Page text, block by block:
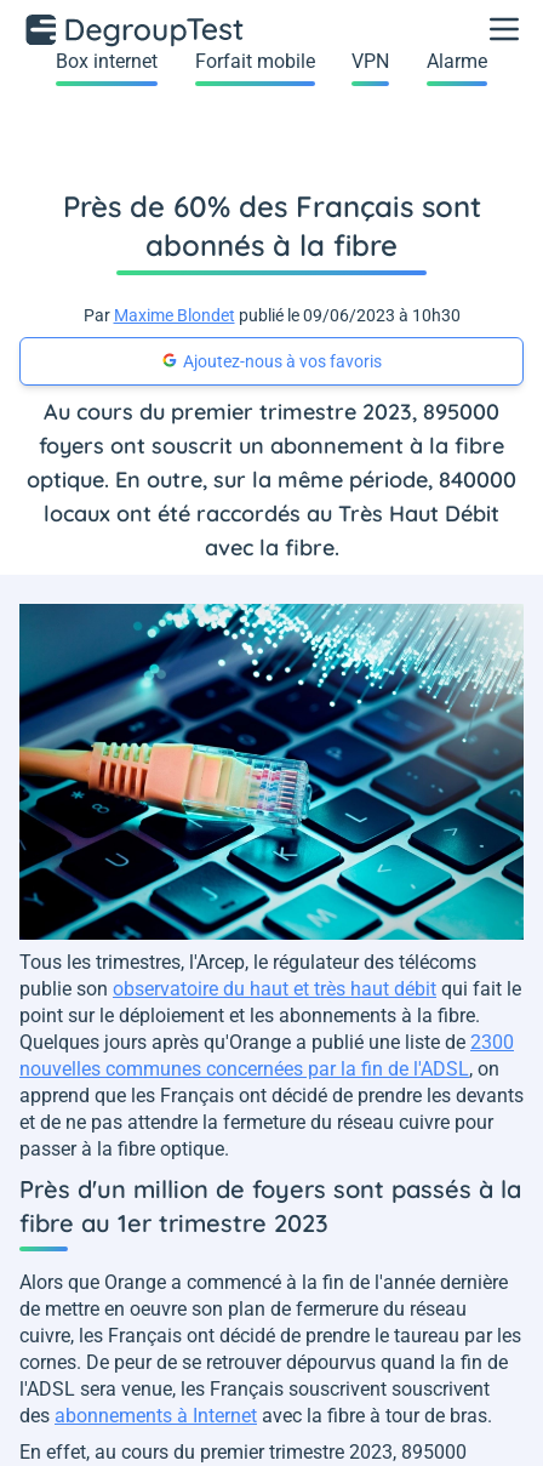
Box internet Forfait mobile VPN Alarme
Près de 60% des Français sont
abonnés à la fibre
Par Maxime Blondet publié le 09/06/2023 à 10h30
Ajoutez-nous à vos favoris
Au cours du premier trimestre 2023, 895000
foyers ont souscrit un abonnement à la fibre
optique. En outre, sur la même période, 840000
locaux ont été raccordés au Très Haut Débit
avec la fibre.
Tous les trimestres, l'Arcep, le régulateur des télécoms
publie son observatoire du haut et très haut débit qui fait le
point sur le déploiement et les abonnements à la fibre.
Quelques jours après qu'Orange a publié une liste de 2300
nouvelles communes concernées par la fin de l'ADSL, on
apprend que les Français ont décidé de prendre les devants
et de ne pas attendre la fermeture du réseau cuivre pour
passer à la fibre optique.
Près d'un million de foyers sont passés à la
fibre au 1er trimestre 2023
Alors que Orange a commencé à la fin de l'année dernière
de mettre en oeuvre son plan de fermerure du réseau
cuivre, les Français ont décidé de prendre le taureau par les
cornes. De peur de se retrouver dépourvus quand la fin de
l'ADSL sera venue, les Français souscrivent souscrivent
des abonnements à Internet avec la fibre à tour de bras.
En effet, au cours du premier trimestre 2023, 895000